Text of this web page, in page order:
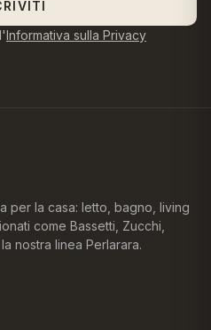
Informativa sulla Privacy
per la casa: letto, bagno, living
come Bassetti, Zucchi,
nostra linea Perlarara.